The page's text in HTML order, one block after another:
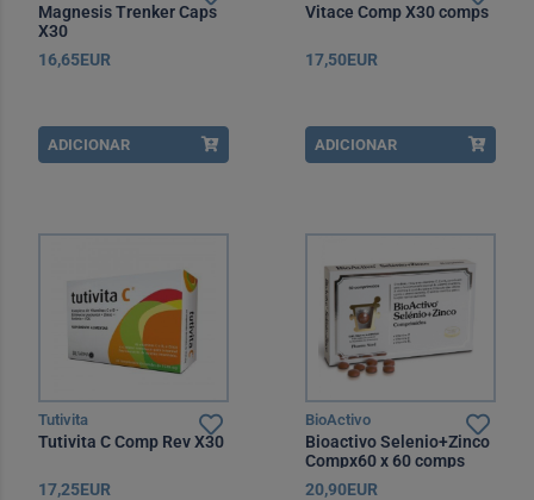
Magnesis Trenker Caps
X30
16,65EUR
ADICIONAR
Vitace Comp X30 comps
17,50EUR
ADICIONAR
Tutivita
Tutivita C Comp Rev X30
17,25EUR
BioActivo
Bioactivo Selenio+Zinco
Compx60 x 60 comps
20,90EUR